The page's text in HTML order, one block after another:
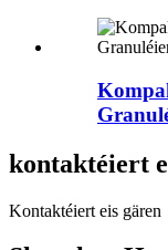
kontaktéiert
Kontaktéiert eis gären